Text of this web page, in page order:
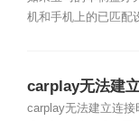
机和手机上的已匹配
carplay无法建
carplay无法建立连